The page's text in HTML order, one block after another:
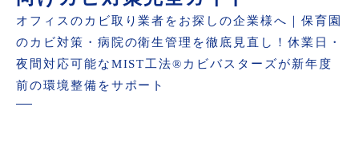
オフィスのカビ取り業者をお探しの企業様へ｜保育園
のカビ対策・病院の衛生管理を徹底見直し！休業日・
夜間対応可能なMIST工法®カビバスターズが新年度
前の環境整備をサポート